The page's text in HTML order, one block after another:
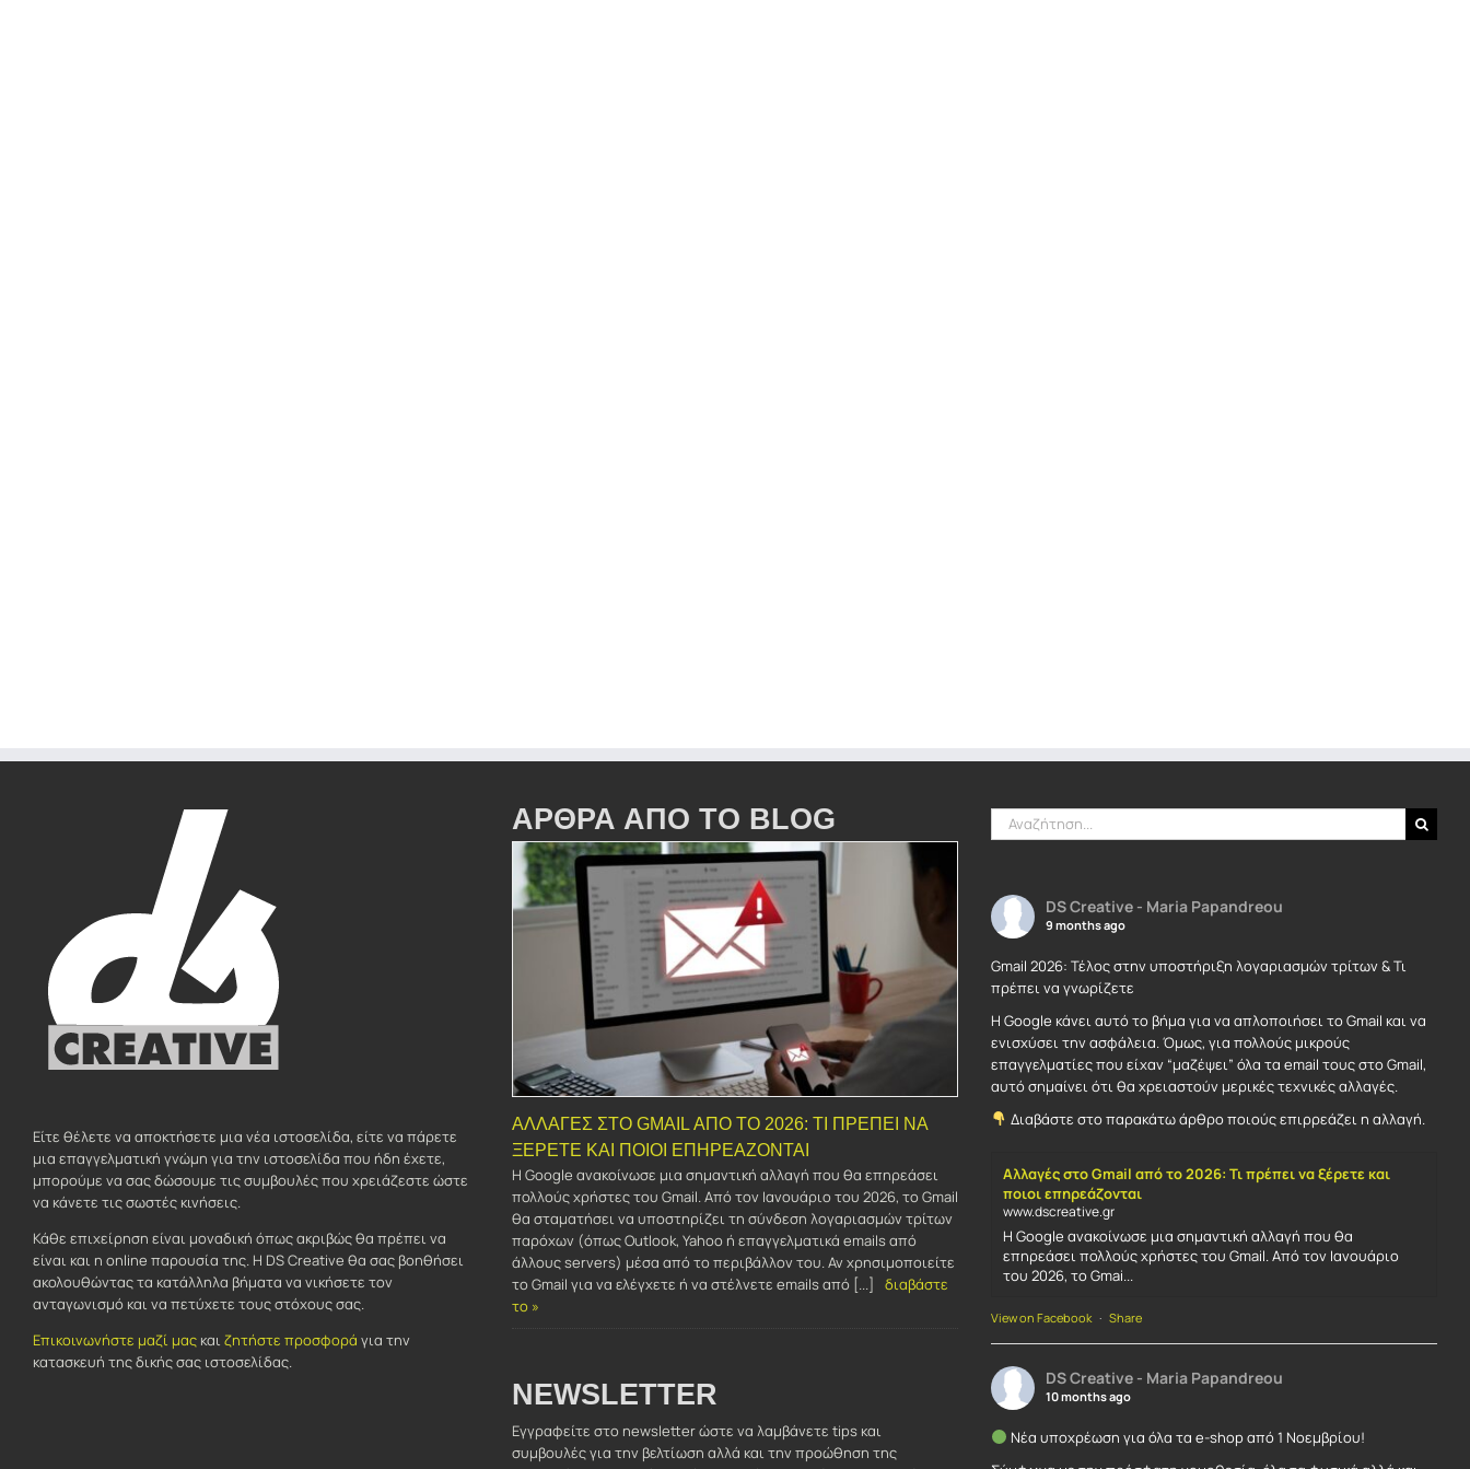
Είτε θέλετε να αποκτήσετε μια νέα ιστοσελίδα, είτε να πάρετε
μια επαγγελματική γνώμη για την ιστοσελίδα που ήδη έχετε,
μπορούμε να σας δώσουμε τις συμβουλές που χρειάζεστε ώστε
να κάνετε τις σωστές κινήσεις.
Κάθε επιχείρηση είναι μοναδική όπως ακριβώς θα πρέπει να
είναι και η online παρουσία της. Η DS Creative θα σας βοηθήσει
ακολουθώντας τα κατάλληλα βήματα να νικήσετε τον
ανταγωνισμό και να πετύχετε τους στόχους σας.
Επικοινωνήστε μαζί μας και ζητήστε προσφορά για την
κατασκευή της δικής σας ιστοσελίδας.
ΑΡΘΡΑ ΑΠΟ ΤΟ BLOG
ΑΛΛΑΓΈΣ ΣΤΟ GMAIL ΑΠΌ ΤΟ 2026: ΤΙ ΠΡΈΠΕΙ ΝΑ
ΞΈΡΕΤΕ ΚΑΙ ΠΟΙΟΙ ΕΠΗΡΕΆΖΟΝΤΑΙ
Η Google ανακοίνωσε μια σημαντική αλλαγή που θα επηρεάσει
πολλούς χρήστες του Gmail. Από τον Ιανουάριο του 2026, το Gmail
θα σταματήσει να υποστηρίζει τη σύνδεση λογαριασμών τρίτων
παρόχων (όπως Outlook, Yahoo ή επαγγελματικά emails από
άλλους servers) μέσα από το περιβάλλον του. Αν χρησιμοποιείτε
το Gmail για να ελέγχετε ή να στέλνετε emails από [...]
διαβάστε
το »
NEWSLETTER
Εγγραφείτε στο newsletter ώστε να λαμβάνετε tips και
συμβουλές για την βελτίωση αλλά και την προώθηση της
Αναζήτηση
για:
DS Creative - Maria Papandreou
9 months ago
Gmail 2026: Τέλος στην υποστήριξη λογαριασμών τρίτων & Τι
πρέπει να γνωρίζετε
Η Google κάνει αυτό το βήμα για να απλοποιήσει το Gmail και να
ενισχύσει την ασφάλεια. Όμως, για πολλούς μικρούς
επαγγελματίες που είχαν “μαζέψει” όλα τα email τους στο Gmail,
αυτό σημαίνει ότι θα χρειαστούν μερικές τεχνικές αλλαγές.
Διαβάστε στο παρακάτω άρθρο ποιούς επιρρεάζει η αλλαγή.
Αλλαγές στο Gmail από το 2026: Τι πρέπει να ξέρετε και
ποιοι επηρεάζονται
www.dscreative.gr
Η Google ανακοίνωσε μια σημαντική αλλαγή που θα
επηρεάσει πολλούς χρήστες του Gmail. Από τον Ιανουάριο
του 2026, το Gmai...
View on Facebook · Share
DS Creative - Maria Papandreou
10 months ago
Νέα υποχρέωση για όλα τα e-shop από 1 Νοεμβρίου!